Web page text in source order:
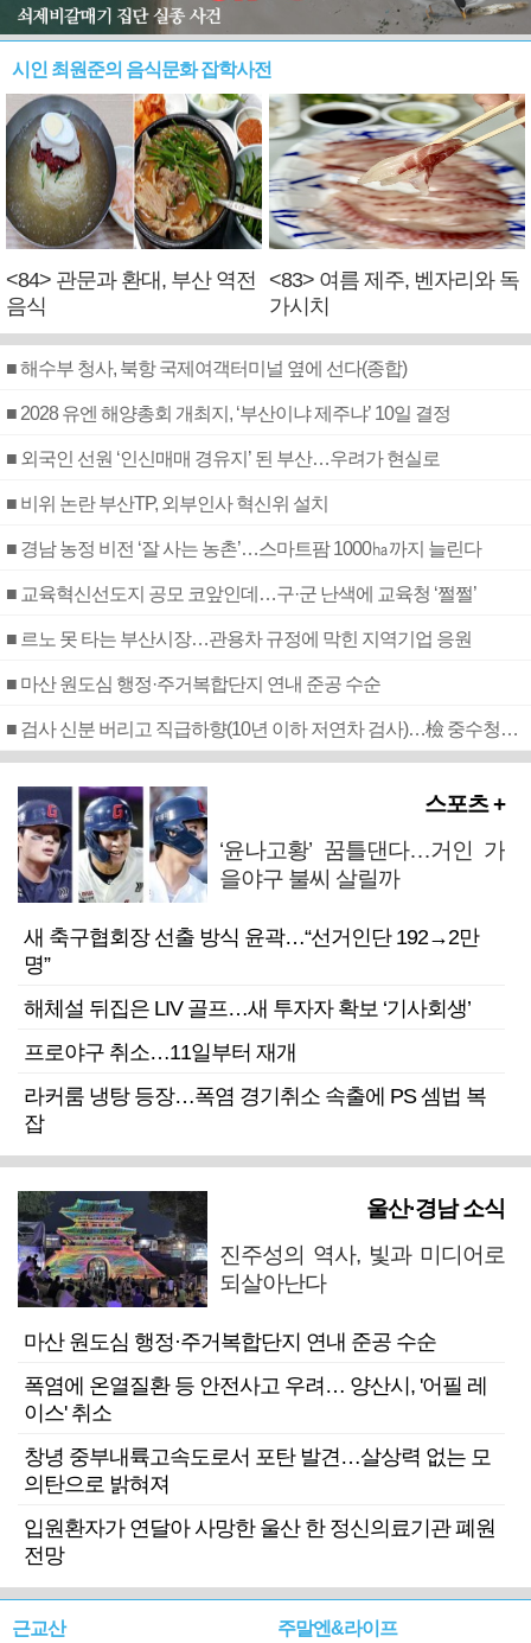
시인 최원준의 음식문화 잡학사전
<84> 관문과 환대, 부산 역전
음식
<83> 여름 제주, 벤자리와 독
가시치
■ 해수부 청사, 북항 국제여객터미널 옆에 선다(종합)
■ 2028 유엔 해양총회 개최지, ‘부산이냐 제주냐’ 10일 결정
■ 외국인 선원 ‘인신매매 경유지’ 된 부산…우려가 현실로
■ 비위 논란 부산TP, 외부인사 혁신위 설치
■ 경남 농정 비전 ‘잘 사는 농촌’…스마트팜 1000㏊까지 늘린다
■ 교육혁신선도지 공모 코앞인데…구·군 난색에 교육청 ‘쩔쩔’
■ 르노 못 타는 부산시장…관용차 규정에 막힌 지역기업 응원
■ 마산 원도심 행정·주거복합단지 연내 준공 수순
■ 검사 신분 버리고 직급하향(10년 이하 저연차 검사)…檢 중수청행 기피
스포츠 +
‘윤나고황’ 꿈틀댄다…거인 가
을야구 불씨 살릴까
새 축구협회장 선출 방식 윤곽…“선거인단 192→2만
명”
해체설 뒤집은 LIV 골프…새 투자자 확보 ‘기사회생’
프로야구 취소…11일부터 재개
라커룸 냉탕 등장…폭염 경기취소 속출에 PS 셈법 복
잡
울산·경남 소식
진주성의 역사, 빛과 미디어로
되살아난다
마산 원도심 행정·주거복합단지 연내 준공 수순
폭염에 온열질환 등 안전사고 우려… 양산시, '어필 레
이스' 취소
창녕 중부내륙고속도로서 포탄 발견…살상력 없는 모
의탄으로 밝혀져
입원환자가 연달아 사망한 울산 한 정신의료기관 폐원
전망
근교산 주말엔&라이프